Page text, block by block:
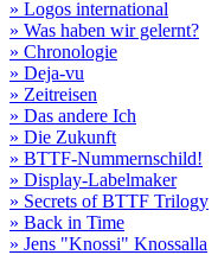
» Logos international
» Was haben wir gelernt?
» Chronologie
» Deja-vu
» Zeitreisen
» Das andere Ich
» Die Zukunft
» BTTF-Nummernschild!
» Display-Labelmaker
» Secrets of BTTF Trilogy
» Back in Time
» Jens "Knossi" Knossalla